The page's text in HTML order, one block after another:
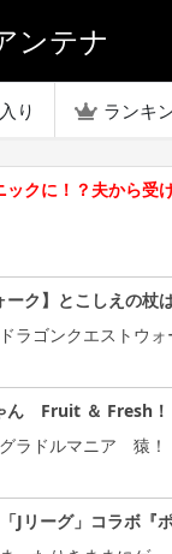
ンテナ
り ランキ
クに！？夫から受
ーク】とこしえの
ドラゴンクエストウ
ん Fruit ＆ Fresh！
グラドルマニア 猿！
「Jリーグ」コラボ